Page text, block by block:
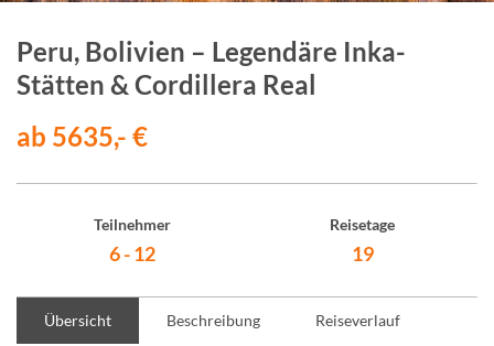
Peru, Bolivien – Legendäre Inka-
Stätten & Cordillera Real
ab 5635,- €
Teilnehmer
6 - 12
Reisetage
19
Übersicht Beschreibung Reiseverlauf